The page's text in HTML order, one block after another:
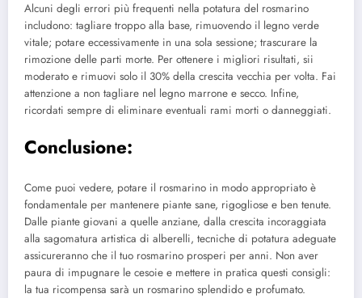
Alcuni degli errori più frequenti nella potatura del rosmarino
includono: tagliare troppo alla base, rimuovendo il legno verde
vitale; potare eccessivamente in una sola sessione; trascurare la
rimozione delle parti morte. Per ottenere i migliori risultati, sii
moderato e rimuovi solo il 30% della crescita vecchia per volta. Fai
attenzione a non tagliare nel legno marrone e secco. Infine,
ricordati sempre di eliminare eventuali rami morti o danneggiati.
Conclusione:
Come puoi vedere, potare il rosmarino in modo appropriato è
fondamentale per mantenere piante sane, rigogliose e ben tenute.
Dalle piante giovani a quelle anziane, dalla crescita incoraggiata
alla sagomatura artistica di alberelli, tecniche di potatura adeguate
assicureranno che il tuo rosmarino prosperi per anni. Non aver
paura di impugnare le cesoie e mettere in pratica questi consigli:
la tua ricompensa sarà un rosmarino splendido e profumato.